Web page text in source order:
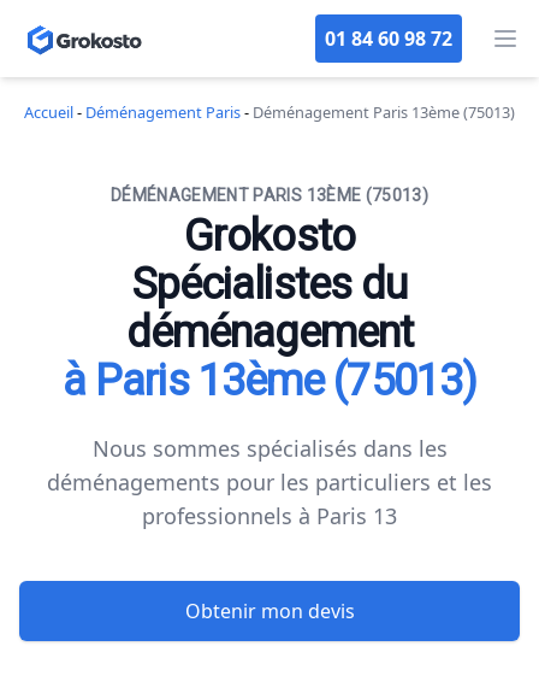
01 84 60 98 72
Accueil- Déménagement Paris- Déménagement Paris 13ème (75013)
DÉMÉNAGEMENT PARIS 13ÈME (75013)
Grokosto
Spécialistes du
déménagement
à Paris 13ème (75013)
Nous sommes spécialisés dans les
déménagements pour les particuliers et les
professionnels à Paris 13
Obtenir mon devis